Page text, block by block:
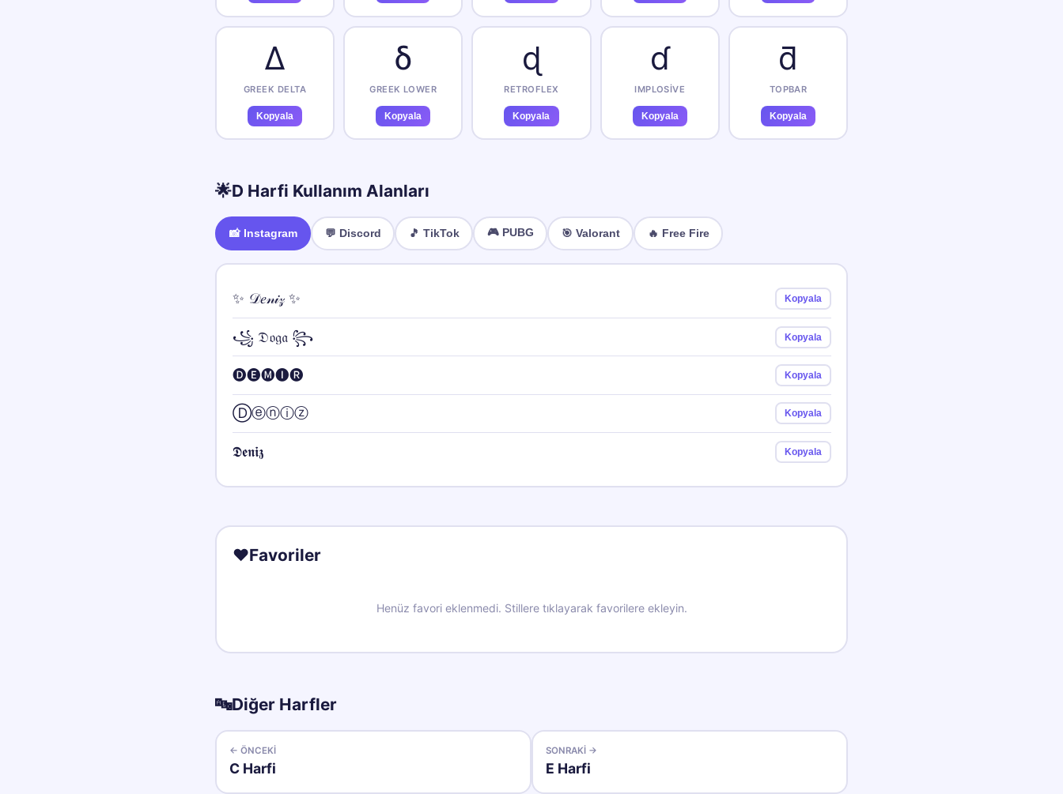
Δ
GREEK DELTA
Kopyala
δ
GREEK LOWER
Kopyala
ɖ
RETROFLEX
Kopyala
ɗ
IMPLOSIVE
Kopyala
ƌ
TOPBAR
Kopyala
🌟D Harfi Kullanım Alanları
📸 Instagram 💬 Discord 🎵 TikTok 🎮 PUBG 🎯 Valorant 🔥 Free Fire
✨ 𝒟𝑒𝓃𝒾𝓏 ✨ Kopyala
꧁ 𝔇𝔬𝔤𝔞 ꧂ Kopyala
🅓🅔🅜🅘🅡 Kopyala
Ⓓⓔⓝⓘⓩ Kopyala
𝕯𝖊𝖓𝖎𝖟 Kopyala
❤️Favoriler
Henüz favori eklenmedi. Stillere tıklayarak favorilere ekleyin.
🔤Diğer Harfler
← ÖNCEKI
CHarfi
SONRAKI →
E Harfi